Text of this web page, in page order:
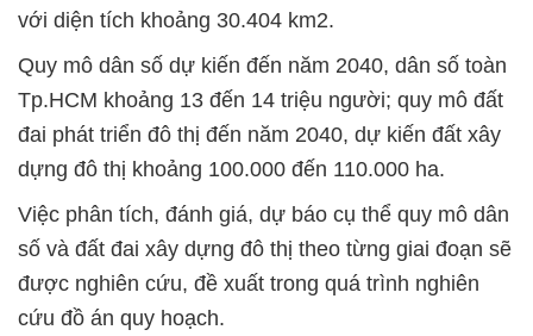
với diện tích khoảng 30.404 km2.
Quy mô dân số dự kiến đến năm 2040, dân số toàn
Tp.HCM khoảng 13 đến 14 triệu người; quy mô đất
đai phát triển đô thị đến năm 2040, dự kiến đất xây
dựng đô thị khoảng 100.000 đến 110.000 ha.
Việc phân tích, đánh giá, dự báo cụ thể quy mô dân
số và đất đai xây dựng đô thị theo từng giai đoạn sẽ
được nghiên cứu, đề xuất trong quá trình nghiên
cứu đồ án quy hoạch.